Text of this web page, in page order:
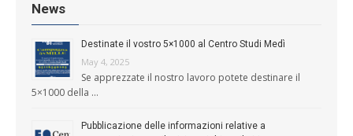
News
Destinate il vostro 5×1000 al Centro Studi Medì
May 4, 2025
Se apprezzate il nostro lavoro potete destinare il
5×1000 della …
Pubblicazione delle informazioni relative a